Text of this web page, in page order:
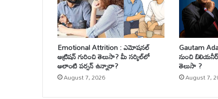
Emotional Attrition : ఎమోషనల్
అట్రిషన్ గురించి తెలుసా? మీ సర్కిల్‌లో
అలాంటి పర్సన్ ఉన్నారా?
August 7, 2026
Gautam
నుంచి
తెలుసా ?
August 7,